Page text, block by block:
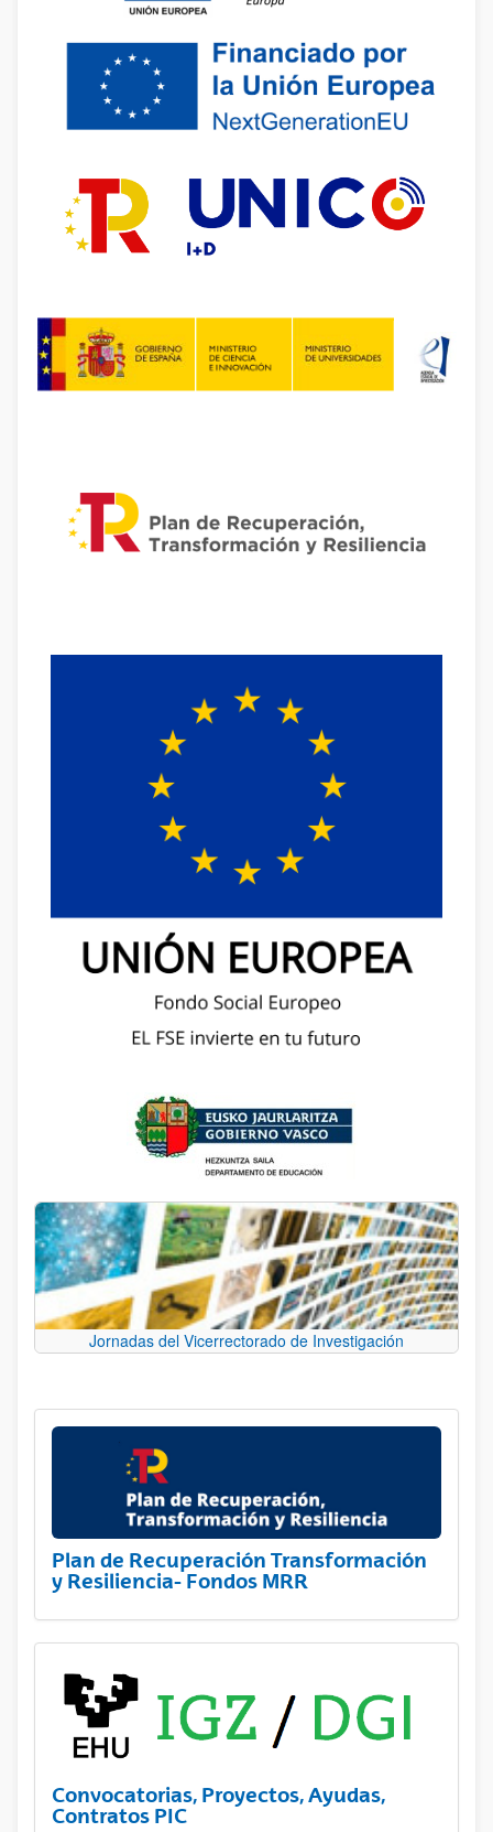
Jornadas del Vicerrectorado de Investigación
Plan de Recuperación Transformación
y Resiliencia- Fondos MRR
Convocatorias, Proyectos, Ayudas,
Contratos PIC